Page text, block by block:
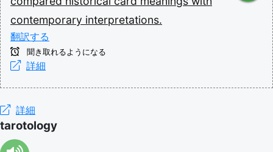
contemporary interpretations.
翻訳する
聞き取れるようになる
詳細
詳細
tarotology